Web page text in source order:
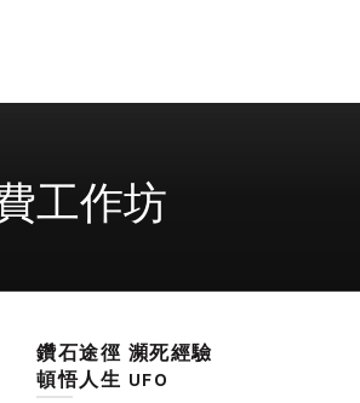
工作坊
鑽石途徑 瀕死經驗
頓悟人生 UFO